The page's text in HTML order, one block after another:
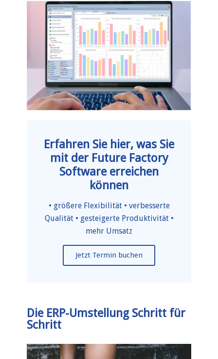
Erfahren Sie hier, was Sie
mit der Future Factory
Software erreichen
können
• größere Flexibilität • verbesserte
Qualität • gesteigerte Produktivität •
mehr Umsatz
Jetzt Termin buchen
Die ERP-Umstellung Schritt für
Schritt